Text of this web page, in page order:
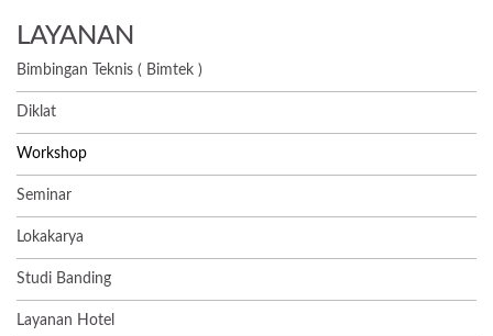
LAYANAN
Bimbingan Teknis ( Bimtek )
Diklat
Workshop
Seminar
Lokakarya
Studi Banding
Layanan Hotel